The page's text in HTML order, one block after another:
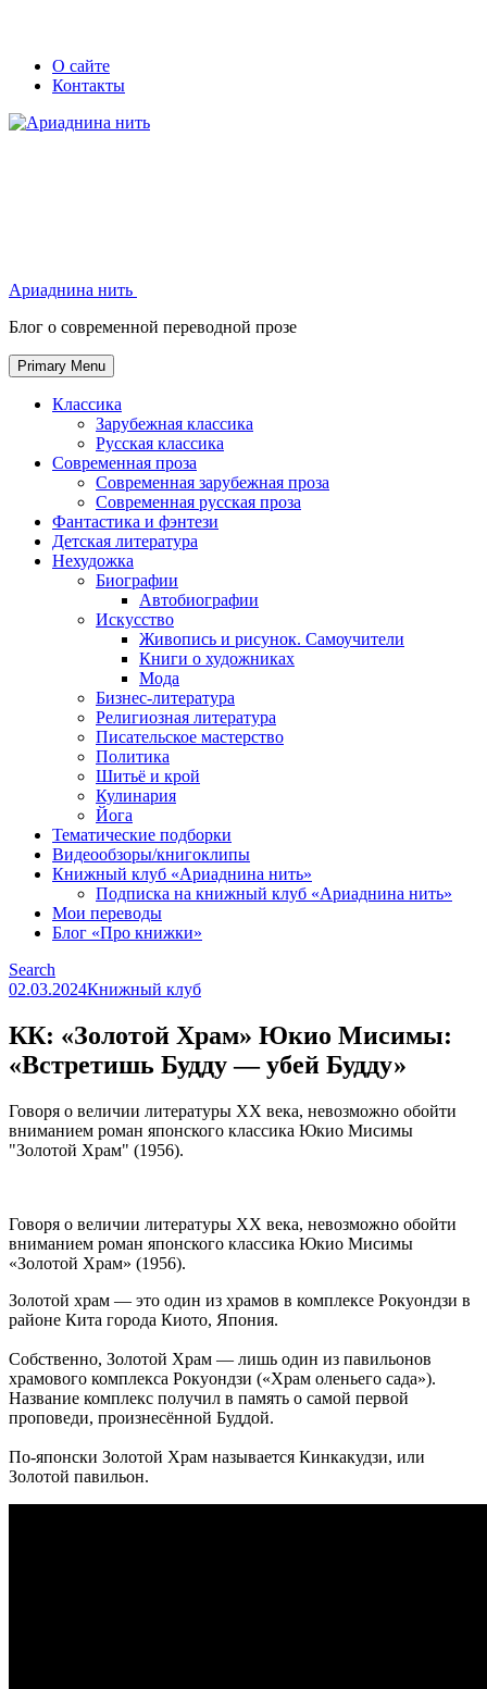
Skip
Secondary
left
navigation
Secondary
right
navigation
О сайте
Контакты
Ариаднина нить
Блог о современной переводной прозе
Primary Menu
Классика
Зарубежная классика
Русская классика
Современная проза
Современная зарубежная проза
Современная русская проза
Фантастика и фэнтези
Детская литература
Нехудожка
Биографии
Автобиографии
Искусство
Живопись и рисунок. Самоучители
Книги о художниках
Мода
Бизнес-литература
Религиозная литература
Писательское мастерство
Политика
Шитьё и крой
Кулинария
Йога
Тематические подборки
Видеообзоры/книгоклипы
Книжный клуб «Ариаднина нить»
Подписка на книжный клуб «Ариаднина нить»
Мои переводы
Блог «Про книжки»
Search
02.03.2024Книжный клуб
КК: «Золотой Храм» Юкио Мисимы:
«Встретишь Будду — убей Будду»
Говоря о величии литературы ХХ века, невозможно обойти
вниманием роман японского классика Юкио Мисимы
"Золотой Храм" (1956).
Говоря о величии литературы ХХ века, невозможно обойти
вниманием роман японского классика Юкио Мисимы
«Золотой Храм» (1956).
Золотой храм — это один из храмов в комплексе Рокуондзи в
районе Кита города Киото, Япония.
Собственно, Золотой Храм — лишь один из павильонов
храмового комплекса Рокуондзи («Храм оленьего сада»).
Название комплекс получил в память о самой первой
проповеди, произнесённой Буддой.
По-японски Золотой Храм называется Кинкакудзи, или
Золотой павильон.